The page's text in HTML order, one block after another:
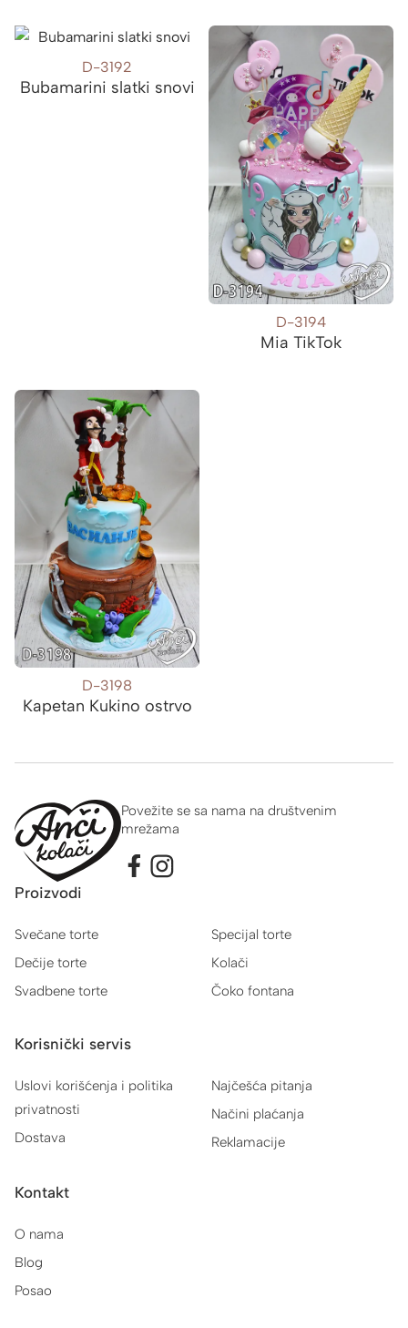
D-3192
Bubamarini slatki snovi
D-3194
Mia TikTok
D-3198
Kapetan Kukino ostrvo
Povežite se sa nama na društvenim
mrežama
Proizvodi
Svečane torte
Dečije torte
Svadbene torte
Specijal torte
Kolači
Čoko fontana
Korisnički servis
Uslovi korišćenja i politika
privatnosti
Dostava
Najčešća pitanja
Načini plaćanja
Reklamacije
Kontakt
O nama
Blog
Posao